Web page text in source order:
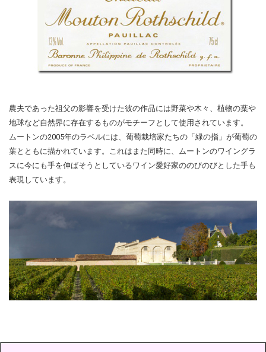
農夫であった祖父の影響を受けた彼の作品には野菜や木々、植物の葉や
地球など自然界に存在するものがモチーフとして使用されています。
ムートンの2005年のラベルには、葡萄栽培家たちの「緑の指」が葡萄の
葉とともに描かれています。これはまた同時に、ムートンのワイングラ
スに今にも手を伸ばそうとしているワイン愛好家ののびのびとした手も
表現しています。